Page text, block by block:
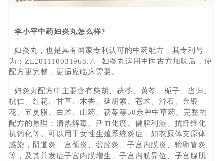
李小平中药妇炎丸怎么样?
妇炎丸，也是具有国家专利认可的中药配方，其专利号
为：ZL201110031968.7。妇炎丸运用中医古方加味后，使
配方更完整，更适应临床需要。
妇炎丸配方中主要含有柴胡、茯苓、黄芩、栀子、当归、
桃仁、红花、甘草、木香、延胡索、苍术、滑石、金银
花、五灵脂、白术、山药、茯苓等50余种中草药。完整的
配方的原理：清热解毒、活血化瘀、健脾利湿、抗纤维化
抗钙化等。可以用于女性生殖系统炎症，如衣原体支原体
感染，阴道炎、宫颈炎、盆腔炎、子宫内膜炎、输卵管炎
等，及其并发症子宫内膜增生、子宫内膜异位、子宫腺肌